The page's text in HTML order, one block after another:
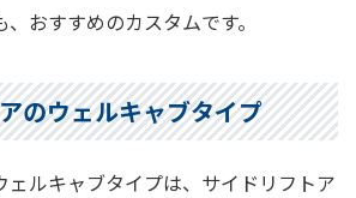
おすすめのカスタムです。
のウェルキャブタイプ
ェルキャブタイプは、サイドリフトア